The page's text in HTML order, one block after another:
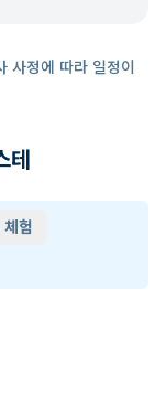
사정에 따라 일정이
테
험